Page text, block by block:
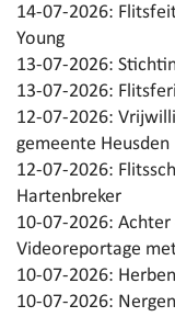
14-07-2026:
Young
13-07-2026:
13-07-2026:
12-07-2026:
gemeente Heusden
12-07-2026:
Hartenbreker
10-07-2026: Achter
Videoreportage
10-07-2026:
10-07-2026: